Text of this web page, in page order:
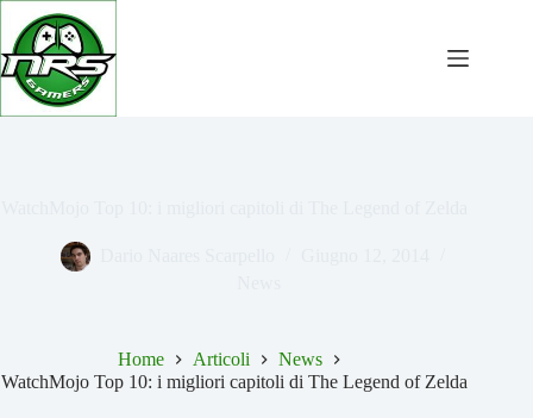
Salta
contenuto
Home Articoli
News
WatchMojo Top 10: i migliori capitoli di The Legend of Zelda